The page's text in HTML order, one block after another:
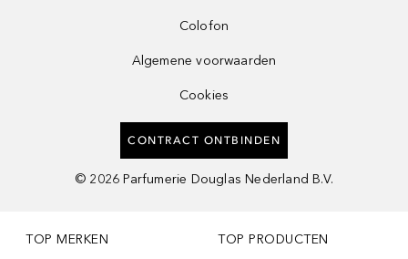
Colofon
Algemene voorwaarden
Cookies
CONTRACT ONTBINDEN
© 2026 Parfumerie Douglas Nederland B.V.
TOP MERKEN TOP PRODUCTEN